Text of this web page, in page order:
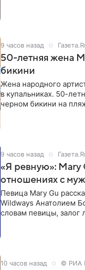
9 часов назад
50-летняя жена
бикини
Жена народного
в купальниках. 50-
черном бикини на
9 часов назад
«Я ревную»: Mary
отношениях с
Певица Mary Gu
Wildways Анатолием
словам певицы, залог
10 часов назад © РИА